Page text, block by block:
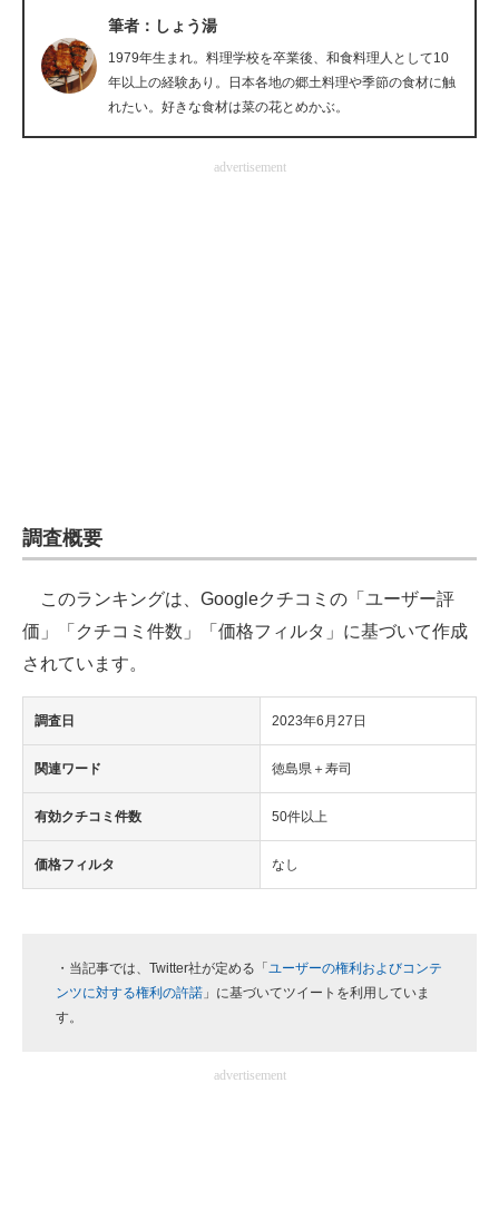
好きが集まる 比べて選べる
ビジネスと働き方のヒント
エレクトロニクス専門サイト
電子設計の基本と応用
エネルギーの専門メディア
筆者：しょう湯
1979年生まれ。料理学校を卒業後、和食料理人として10
年以上の経験あり。日本各地の郷土料理や季節の食材に触
れたい。好きな食材は菜の花とめかぶ。
advertisement
調査概要
このランキングは、Googleクチコミの「ユーザー評
価」「クチコミ件数」「価格フィルタ」に基づいて作成
されています。
調査日 2023年6月27日
関連ワード 徳島県＋寿司
有効クチコミ件数 50件以上
価格フィルタ なし
・当記事では、Twitter社が定める「 ユーザーの権利およびコンテ
ンツに対する権利の許諾 」に基づいてツイートを利用していま
す。
advertisement